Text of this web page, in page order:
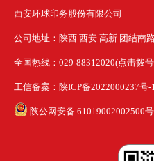
西安环球印务股份有限公司
公司地址：陕西 西安 高新 团结南
全国热线：029-88312020(点击拨
工信备案：陕ICP备2022000237号-1
陕公网安备 61019002002500号